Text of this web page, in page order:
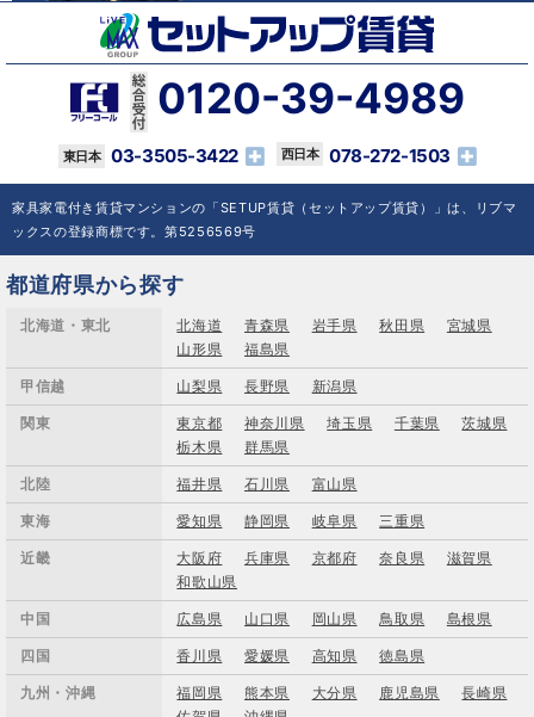
0120-39-4989
03-3505-3422 078-272-1503
家具家電付き賃貸マンションの「SETUP賃貸（セットアップ賃貸）」は、リブマ
ックスの登録商標です。第5256569号
都道府県から探す
北海道・東北 北海道 青森県 岩手県 秋田県
宮城県
山形県
福島県
甲信越 山梨県 長野県 新潟県
関東 東京都 神奈川県 埼玉県 千葉県
茨城県
栃木県
群馬県
北陸 福井県 石川県 富山県
東海 愛知県 静岡県 岐阜県 三重県
近畿 大阪府 兵庫県 京都府 奈良県
滋賀県
和歌山県
中国 広島県 山口県 岡山県 鳥取県 島根県
四国 香川県 愛媛県 高知県 徳島県
九州・沖縄 福岡県 熊本県 大分県 鹿児島県
長崎県